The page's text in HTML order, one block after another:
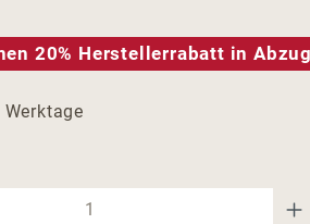
20% Herstellerrabatt in
Gib den